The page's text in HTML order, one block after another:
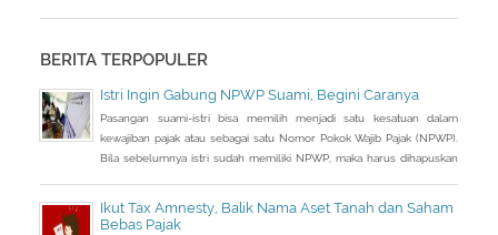
BERITA TERPOPULER
Istri Ingin Gabung NPWP Suami, Begini Caranya
Pasangan suami-istri bisa memilih menjadi satu kesatuan dalam
kewajiban pajak atau sebagai satu Nomor Pokok Wajib Pajak (NPWP).
Bila sebelumnya istri sudah memiliki NPWP, maka harus dihapuskan
Ikut Tax Amnesty, Balik Nama Aset Tanah dan Saham
Bebas Pajak